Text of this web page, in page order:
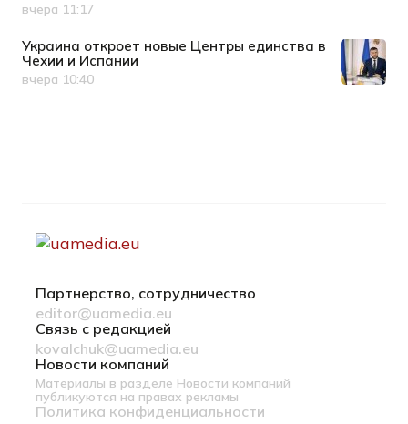
Дата публикации
вчера 11:17
Украина откроет новые Центры единства в
Чехии и Испании
Дата публикации
вчера 10:40
Партнерство, сотрудничество
editor@uamedia.eu
Связь с редакцией
kovalchuk@uamedia.eu
Новости компаний
Материалы в разделе Новости компаний
публикуются на правах рекламы
Политика конфиденциальности